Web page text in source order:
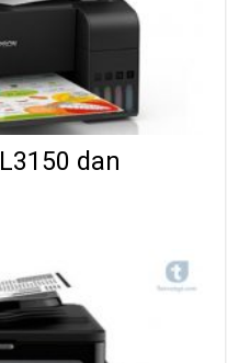
dan